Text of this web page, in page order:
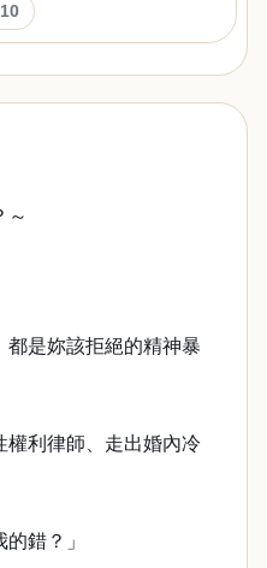
～
都是妳該拒絕的精神暴
權利律師、走出婚內冷
錯？」